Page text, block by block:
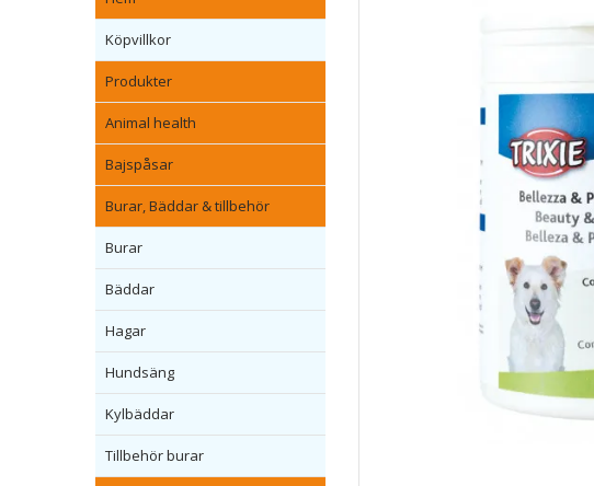
Köpvillkor
Produkter
Animal health
Bajspåsar
Burar, Bäddar & tillbehör
Burar
Bäddar
Hagar
Hundsäng
Kylbäddar
Tillbehör burar